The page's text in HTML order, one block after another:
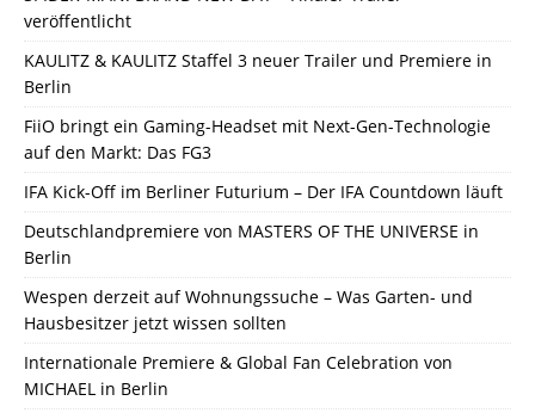
veröffentlicht
KAULITZ & KAULITZ Staffel 3 neuer Trailer und Premiere in
Berlin
FiiO bringt ein Gaming-Headset mit Next-Gen-Technologie
auf den Markt: Das FG3
IFA Kick-Off im Berliner Futurium – Der IFA Countdown läuft
Deutschlandpremiere von MASTERS OF THE UNIVERSE in
Berlin
Wespen derzeit auf Wohnungssuche – Was Garten- und
Hausbesitzer jetzt wissen sollten
Internationale Premiere & Global Fan Celebration von
MICHAEL in Berlin